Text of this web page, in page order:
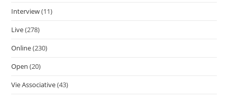
Interview(11)
Live(278)
Online(230)
Open (20)
Vie Associative(43)